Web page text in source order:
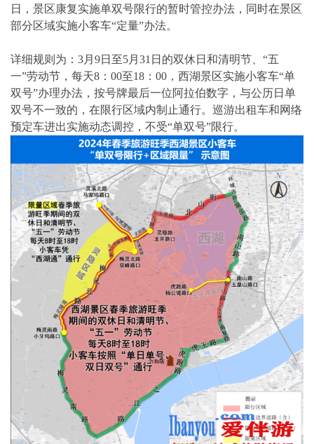
日，景区康复实施单双号限行的暂时管控办法，同时在景区
部分区域实施小客车“定量”办法。
详细规则为：3月9日至5月31日的双休日和清明节、“五
一”劳动节，每天8：00至18：00，西湖景区实施小客车“单
双号”办理办法，按号牌最后一位阿拉伯数字，与公历日单
双号不一致的，在限行区域内制止通行。巡游出租车和网络
预定车进出实施动态调控，不受“单双号”限行。